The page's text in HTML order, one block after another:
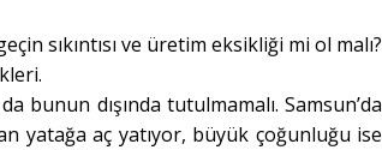
sıkıntısı ve üretim eksikliği mi ol malı?
bunun dışında tutulmamalı. Samsun’da
yatağa aç yatıyor, büyük çoğunluğu ise